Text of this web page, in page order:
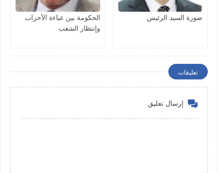
صورة السيد الرئيس
الحكومة بين عباءة الأحزاب
وإنتظار الشعب
تعليقات
إرسال تعليق